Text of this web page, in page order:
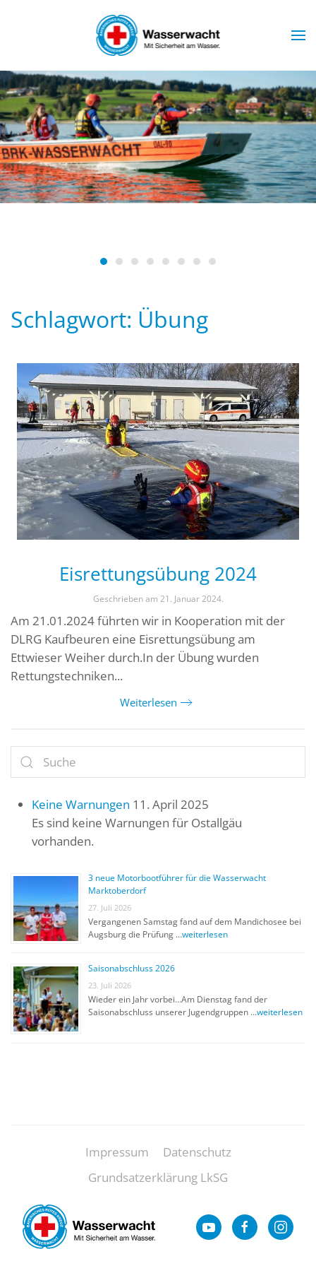
Skip to main content
Wasserwacht Marktoberdorf
Schlagwort: Übung
Eisrettungsübung 2024
Geschrieben am 21. Januar 2024.
Am 21.01.2024 führten wir in Kooperation mit der
DLRG Kaufbeuren eine Eisrettungsübung am
Ettwieser Weiher durch.In der Übung wurden
Rettungstechniken...
Weiterlesen
Keine Warnungen 11. April 2025
Es sind keine Warnungen für Ostallgäu
vorhanden.
3 neue Motorbootführer für die Wasserwacht
Marktoberdorf
27. Juli 2026
Vergangenen Samstag fand auf dem Mandichosee bei
Augsburg die Prüfung …weiterlesen
Saisonabschluss 2026
23. Juli 2026
Wieder ein Jahr vorbei…Am Dienstag fand der
Saisonabschluss unserer Jugendgruppen …weiterlesen
Impressum
Datenschutz
Grundsatzerklärung LkSG